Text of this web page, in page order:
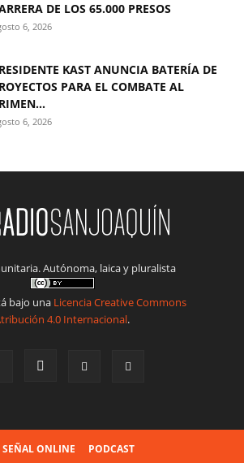
DE LOS 65.000 PRESOS
6, 2026
KAST ANUNCIA BATERÍA DE
PARA EL COMBATE AL
6, 2026
Autónoma, laica y pluralista
bajo una Licencia Creative Commons
4.0 Internacional.
SEÑAL ONLINE PODCAST